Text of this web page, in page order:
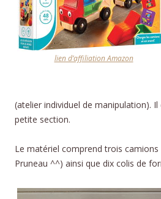
lien d’affiliation Amazon
(atelier individuel de manipulation). Il
petite section.
Le matériel comprend trois camions
Pruneau ^^) ainsi que dix colis de